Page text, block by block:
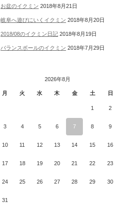
お盆のイクミン 2018年8月21日
岐阜へ遊びにいくイクミン 2018年8月20日
2018/08のイクミン日記 2018年8月19日
バランスボールのイクミン 2018年7月29日
2026年8月
月 火 水 木 金 土 日
1 2
3 4 5 6 7 8 9
10 11 12 13 14 15 16
17 18 19 20 21 22 23
24 25 26 27 28 29 30
31